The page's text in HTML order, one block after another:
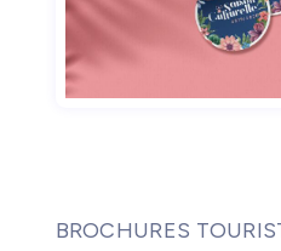
BROCHURES